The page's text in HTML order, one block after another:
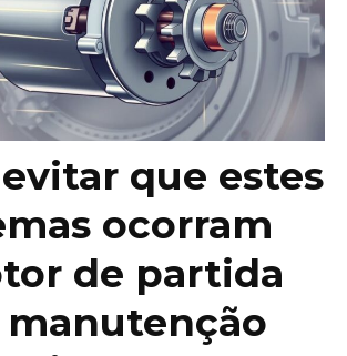
que estes
ocorram
de partida
manutenção